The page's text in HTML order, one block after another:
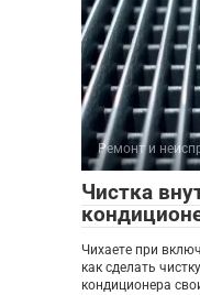
Ремонт и
Чистка
Чихаете при
как сделать
кондиционера